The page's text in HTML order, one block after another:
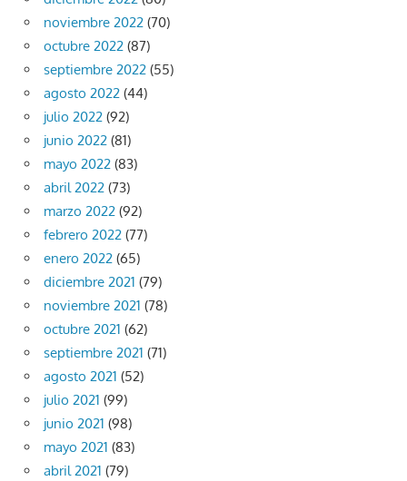
noviembre 2022 (70)
octubre 2022 (87)
septiembre 2022 (55)
agosto 2022 (44)
julio 2022 (92)
junio 2022 (81)
mayo 2022 (83)
abril 2022 (73)
marzo 2022 (92)
febrero 2022 (77)
enero 2022 (65)
diciembre 2021 (79)
noviembre 2021 (78)
octubre 2021 (62)
septiembre 2021 (71)
agosto 2021 (52)
julio 2021 (99)
junio 2021 (98)
mayo 2021 (83)
abril 2021 (79)